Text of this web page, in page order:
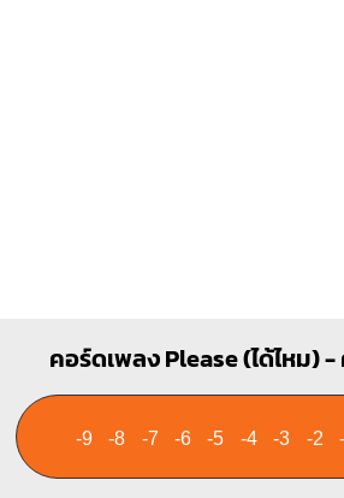
คอร์ดเพลง Please (ได้ไหม)
-9 -8 -7 -6 -5 -4 -3 -2